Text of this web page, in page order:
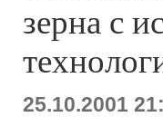
зерна с
25.10.2001